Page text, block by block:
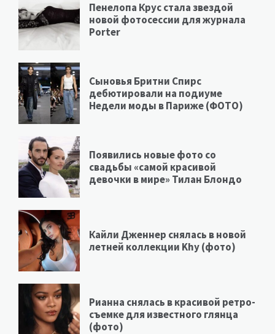
Пенелопа Крус стала звездой
новой фотосессии для журнала
Porter
Сыновья Бритни Спирс
дебютировали на подиуме
Недели моды в Париже (ФОТО)
Появились новые фото со
свадьбы «самой красивой
девочки в мире» Тилан Блондо
Кайли Дженнер снялась в новой
летней коллекции Khy (фото)
Рианна снялась в красивой ретро-
съемке для известного глянца
(фото)